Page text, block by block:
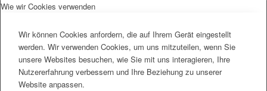
Wie wir Cookies verwenden
Wir können Cookies anfordern, die auf Ihrem Gerät eingestellt
werden. Wir verwenden Cookies, um uns mitzuteilen, wenn Sie
unsere Websites besuchen, wie Sie mit uns interagieren, Ihre
Nutzererfahrung verbessern und Ihre Beziehung zu unserer
Website anpassen.